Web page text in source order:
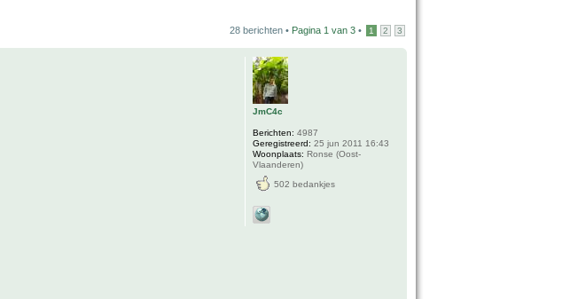
28 berichten • Pagina 1 van 3 • 1 2 3
JmC4c
Berichten: 4987
Geregistreerd: 25 jun 2011 16:43
Woonplaats: Ronse (Oost-
Vlaanderen)
502 bedankjes